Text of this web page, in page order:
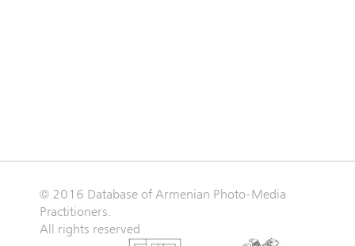
© 2016 Database of Armenian Photo-Media
Practitioners.
All rights reserved